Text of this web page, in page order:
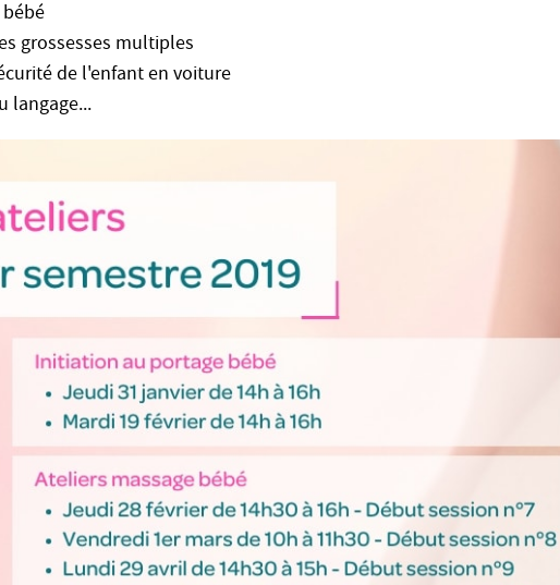
grossesses multiples
de l'enfant en voiture
langage...